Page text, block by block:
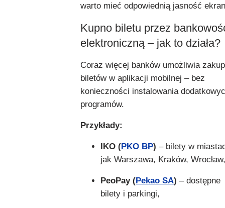
warto mieć odpowiednią jasność
Kupno biletu przez
elektroniczną – jak to działa?
Coraz więcej banków umożliwia zakup
biletów w aplikacji mobilnej – bez
konieczności instalowania
programów.
Przykłady:
IKO (PKO BP) – bilety w
jak Warszawa, Kraków, Wrocław,
PeoPay (Pekao SA) – dostępne
bilety i parkingi,